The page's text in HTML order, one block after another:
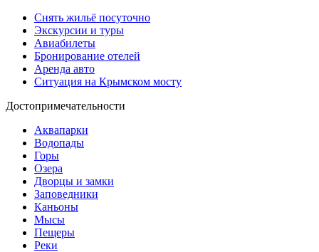
Снять жильё посуточно
Экскурсии и туры
Авиабилеты
Бронирование отелей
Аренда авто
Ситуация на Крымском мосту
Достопримечательности
Аквапарки
Водопады
Горы
Озера
Дворцы и замки
Заповедники
Каньоны
Мысы
Пещеры
Реки